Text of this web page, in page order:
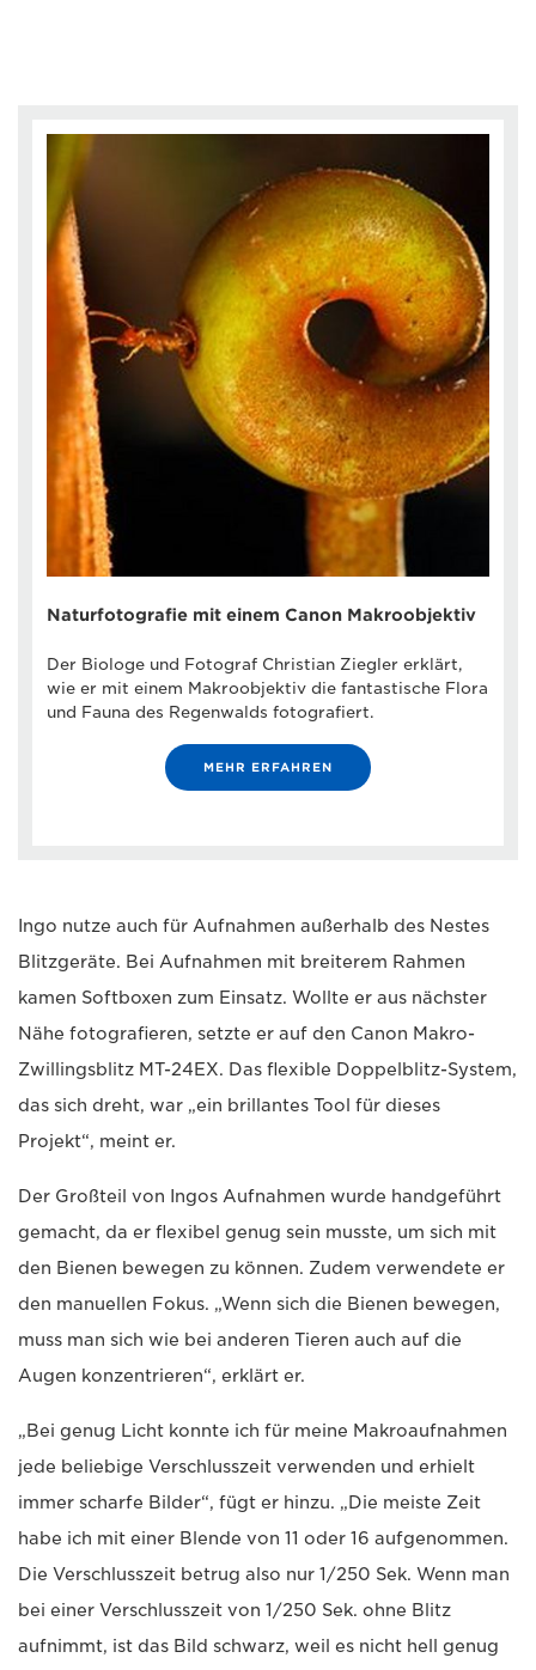
Naturfotografie mit einem Canon Makroobjektiv
Der Biologe und Fotograf Christian Ziegler erklärt,
wie er mit einem Makroobjektiv die fantastische Flora
und Fauna des Regenwalds fotografiert.
MEHR ERFAHREN
Ingo nutze auch für Aufnahmen außerhalb des Nestes
Blitzgeräte. Bei Aufnahmen mit breiterem Rahmen
kamen Softboxen zum Einsatz. Wollte er aus nächster
Nähe fotografieren, setzte er auf den Canon Makro-
Zwillingsblitz MT-24EX. Das flexible Doppelblitz-System,
das sich dreht, war „ein brillantes Tool für dieses
Projekt“, meint er.
Der Großteil von Ingos Aufnahmen wurde handgeführt
gemacht, da er flexibel genug sein musste, um sich mit
den Bienen bewegen zu können. Zudem verwendete er
den manuellen Fokus. „Wenn sich die Bienen bewegen,
muss man sich wie bei anderen Tieren auch auf die
Augen konzentrieren“, erklärt er.
„Bei genug Licht konnte ich für meine Makroaufnahmen
jede beliebige Verschlusszeit verwenden und erhielt
immer scharfe Bilder“, fügt er hinzu. „Die meiste Zeit
habe ich mit einer Blende von 11 oder 16 aufgenommen.
Die Verschlusszeit betrug also nur 1/250 Sek. Wenn man
bei einer Verschlusszeit von 1/250 Sek. ohne Blitz
aufnimmt, ist das Bild schwarz, weil es nicht hell genug